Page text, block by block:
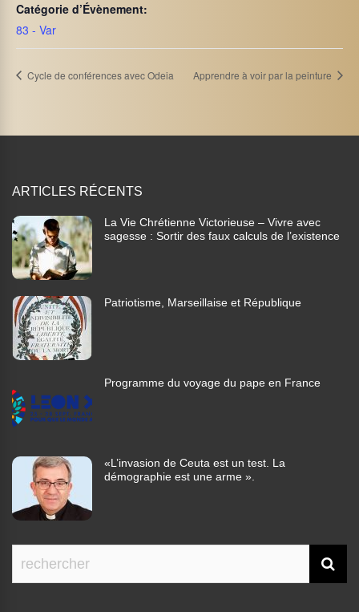
Catégorie d’Évènement:
83 - Var
Cycle de conférences avec Odeia Apprendre à voir par la peinture
ARTICLES RÉCENTS
La Vie Chrétienne Victorieuse – Vivre avec
sagesse : Sortir des faux calculs de l’existence
Patriotisme, Marseillaise et République
Programme du voyage du pape en France
«L’invasion de Ceuta est un test. La
démographie est une arme ».